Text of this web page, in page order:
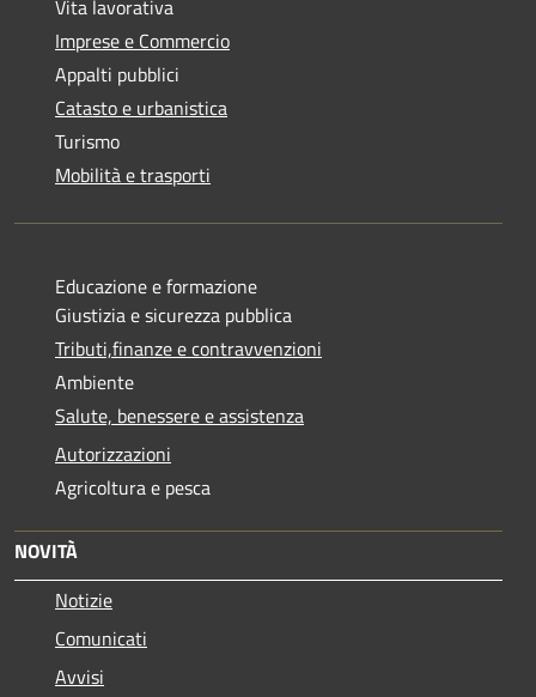
Vita lavorativa
Imprese e Commercio
Appalti pubblici
Catasto e urbanistica
Turismo
Mobilità e trasporti
Educazione e formazione
Giustizia e sicurezza pubblica
Tributi,finanze e contravvenzioni
Ambiente
Salute, benessere e assistenza
Autorizzazioni
Agricoltura e pesca
NOVITÀ
Notizie
Comunicati
Avvisi